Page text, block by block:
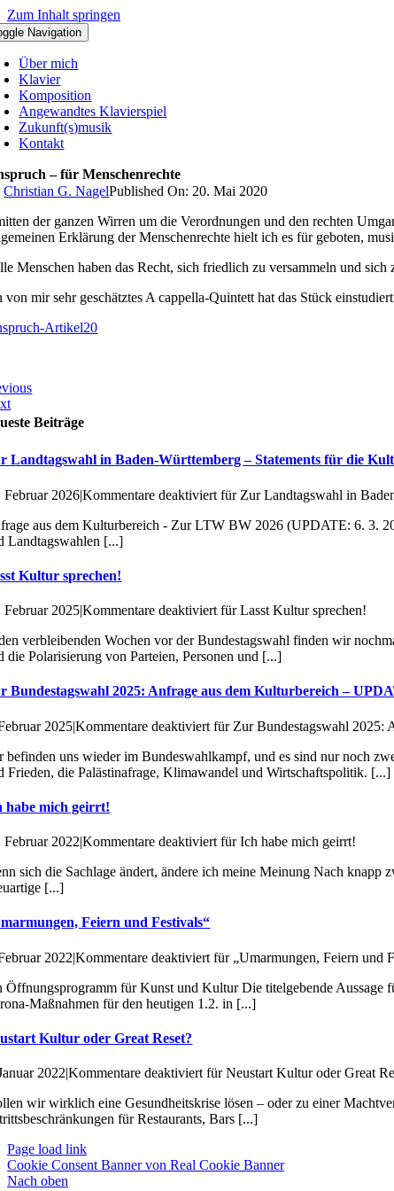
Zum Inhalt springen
Navigation
Über mich
Klavier
Komposition
Angewandtes Klavierspiel
Zukunft(s)musik
Kontakt
– für Menschenrechte
Christian G. NagelPublished On: 20. Mai 2020
der ganzen Wirren um die Verordnungen und den rechten
Erklärung der Menschenrechte hielt ich es für geboten,
Menschen haben das Recht, sich friedlich zu versammeln und
von mir sehr geschätztes A cappella-Quintett hat das Stück
Artikel20
Beiträge
Landtagswahl in Baden-Württemberg – Statements für die
Februar 2026|Kommentare deaktiviert für Zur Landtagswahl in
aus dem Kulturbereich - Zur LTW BW 2026 (UPDATE: 6. 3.
Landtagswahlen [...]
Kultur sprechen!
Februar 2025|Kommentare deaktiviert für Lasst Kultur sprechen!
verbleibenden Wochen vor der Bundestagswahl finden wir
die Polarisierung von Parteien, Personen und [...]
Bundestagswahl 2025: Anfrage aus dem Kulturbereich –
2025|Kommentare deaktiviert für Zur Bundestagswahl 2025:
befinden uns wieder im Bundeswahlkampf, und es sind nur noch
Frieden, die Palästinafrage, Klimawandel und Wirtschaftspolitik. [...]
habe mich geirrt!
Februar 2022|Kommentare deaktiviert für Ich habe mich geirrt!
sich die Sachlage ändert, ändere ich meine Meinung Nach knapp
[...]
Feiern und Festivals“
2022|Kommentare deaktiviert für „Umarmungen, Feiern und
Öffnungsprogramm für Kunst und Kultur Die titelgebende Aussage
Maßnahmen für den heutigen 1.2. in [...]
Kultur oder Great Reset?
2022|Kommentare deaktiviert für Neustart Kultur oder Great
wir wirklich eine Gesundheitskrise lösen – oder zu einer
für Restaurants, Bars [...]
Page load link
Cookie Consent Banner von Real Cookie Banner
Nach oben